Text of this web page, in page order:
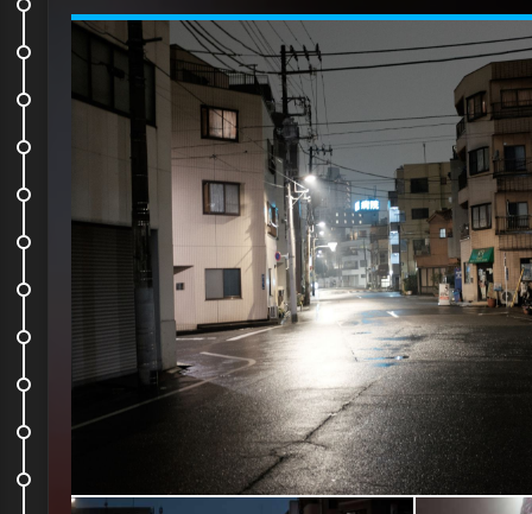
Brooklyn Parlor
You Man au Mud
Une petite tuerie de pancakes...
Shimokita Fuckin City
Essayez de retrouver ce...
Dans la rue #6
Sanctuaire Nezu-jinja